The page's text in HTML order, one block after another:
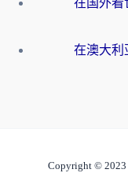
Copyright © 2023